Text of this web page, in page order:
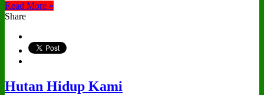
Read More »
Share
Hutan Hidup Kami